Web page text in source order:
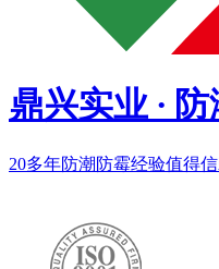
鼎兴实业 ·
20多年防潮防霉经验值得